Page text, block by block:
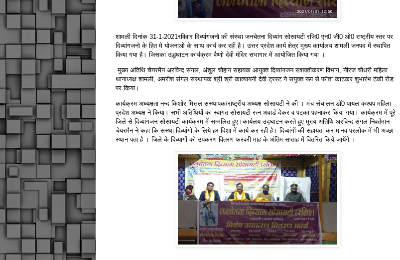
शामली दिनांक 31-1-2021रविवार दिव्यांगजनो की संस्था जनचेतना दिव्यांग सोसायटी रजि0 एन0 जी0 ओ0 राष्ट्रीय स्तर पर
दिव्यांगजनो के हित मे योजनाओ के साथ कार्य कर रही है। उत्तर प्रदेश कार्य क्षेत्र मुख्य कार्यालय शामली जनपद में स्थापित
किया गया है। जिसका उद्धघाटन कार्यक्रम वैष्णो देवी मंदिर सभागार में आयोजित किया गया ।
मुख्य अतिथि चेयरमैन अरविन्द संगल, अंशुल चौहान सहायक आयुक्त दिव्यांगजन सशक्तीकरण विभाग, नीरज चौधरी महिला
थानाध्यक्ष शामली, अमरीश संगल सस्थापक श्री श्री कात्यायनी देवी ट्रस्ट ने सयुक्त रूप से फीता काटकर शुभारंभ टंकी रोड
पर किया।
कार्यक्रम अध्यक्षता नन्द किशोर मित्तल सस्थापक/राष्ट्रीय अध्यक्ष सोसायटी ने की । मंच संचालन डॉ0 पायल कश्यप महिला
प्रदेश अध्यक्ष ने किया। सभी अतिथियों का स्वागत सोसायटी रत्न अवार्ड देकर व पटका पहनाकर किया गया। कार्यक्रम में पूरे
जिले से दिव्यांगजन सोसायटी कार्यक्रम में सम्मलित हुए।कार्यलय उद्घाटन करते हुए मुख्य अतिथि अरविन्द संगल निवर्तमान
चेयरमैन ने कहा कि सस्था दिव्यांगो के लिये हर दिशा में कार्य कर रही है। दिव्यांगों की सहायता कर मानव परलोक में भी अच्छा
स्थान पता है । जिले के दिव्यागों को उपकरण वितरण फरवरी माह के अंतिम सप्ताह में वितरित किये जायेंगे ।